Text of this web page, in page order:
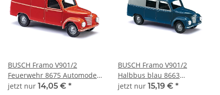
BUSCH Framo V901/2
Feuerwehr 8675 Automodell
1:120
jetzt nur 14,05 € *
BUSCH Framo V901/2
Halbbus blau 8663
Automodell 1:120
jetzt nur 15,19 € *